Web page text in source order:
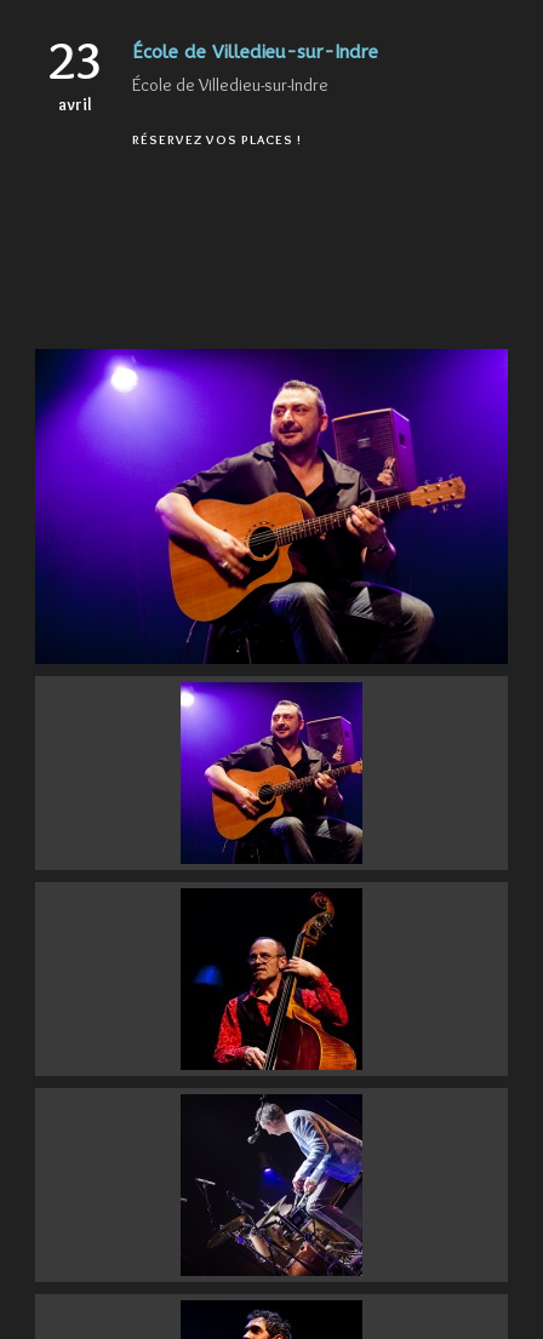
23
avril
École de Villedieu-sur-Indre
École de Villedieu-sur-Indre
RÉSERVEZ VOS PLACES !